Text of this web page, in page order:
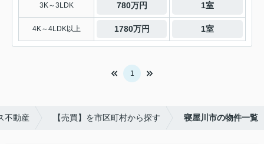
3K～3LDK 780万円 1室
4K～4LDK以上 1780万円 1室
1
不動産 【売買】を市区町村から探す 寝屋川市の物件一覧